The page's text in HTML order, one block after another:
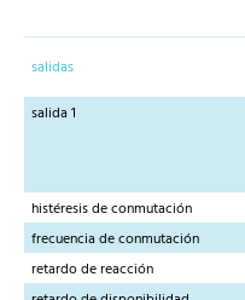
salidas
salida 1
histéresis de conmutación
frecuencia de conmutación
retardo de reacción